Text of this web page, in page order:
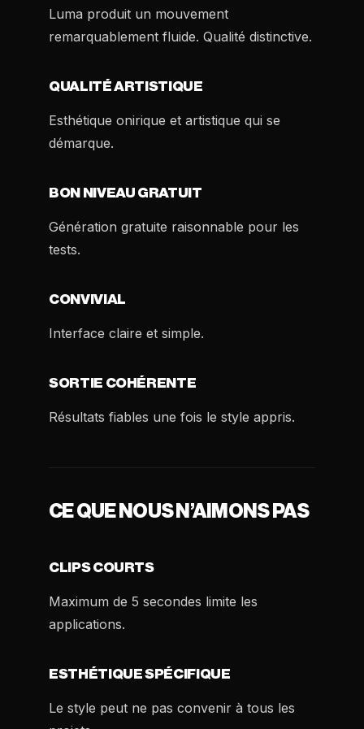
Luma produit un mouvement
remarquablement fluide. Qualité distinctive.
QUALITÉ ARTISTIQUE
Esthétique onirique et artistique qui se
démarque.
BON NIVEAU GRATUIT
Génération gratuite raisonnable pour les
tests.
CONVIVIAL
Interface claire et simple.
SORTIE COHÉRENTE
Résultats fiables une fois le style appris.
CE QUE NOUS N’AIMONS PAS
CLIPS COURTS
Maximum de 5 secondes limite les
applications.
ESTHÉTIQUE SPÉCIFIQUE
Le style peut ne pas convenir à tous les